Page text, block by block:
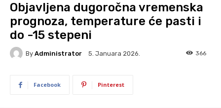
Objavljena dugoročna vremenska
prognoza, temperature će pasti i
do -15 stepeni
By Administrator 5. Januara 2026. 366
Facebook Pinterest